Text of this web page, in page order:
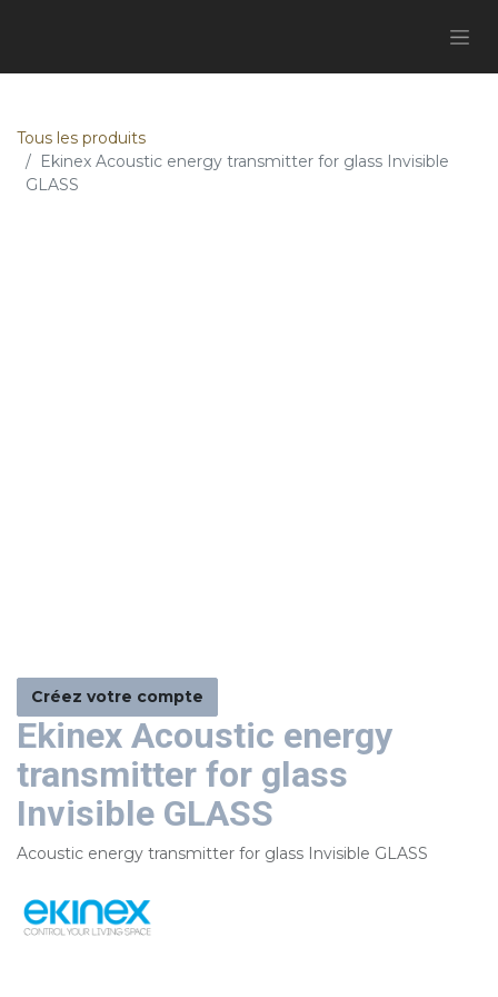
Tous les produits
Ekinex Acoustic energy transmitter for glass Invisible
GLASS
Créez votre compte
Ekinex Acoustic energy
transmitter for glass
Invisible GLASS
Acoustic energy transmitter for glass Invisible GLASS